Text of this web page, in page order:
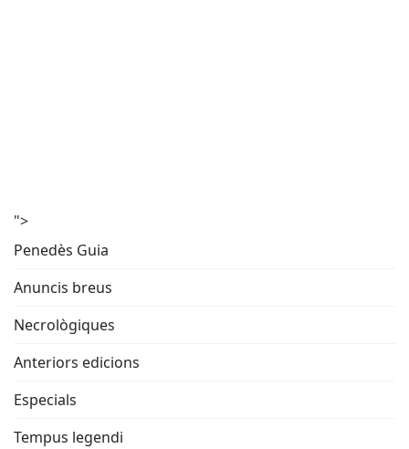
">
Penedès Guia
Anuncis breus
Necrològiques
Anteriors edicions
Especials
Tempus legendi